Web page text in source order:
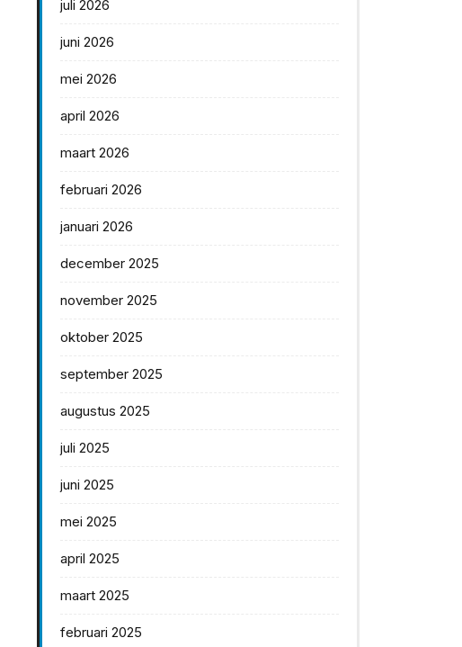
juli 2026
juni 2026
mei 2026
april 2026
maart 2026
februari 2026
januari 2026
december 2025
november 2025
oktober 2025
september 2025
augustus 2025
juli 2025
juni 2025
mei 2025
april 2025
maart 2025
februari 2025